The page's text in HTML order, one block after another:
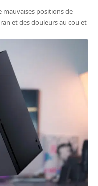
mauvaises positions de
et des douleurs au cou et